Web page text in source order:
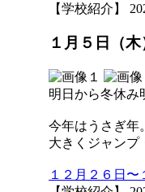
【学校紹介】
１月５日（
明日から冬休み
今年はうさぎ年。
大きくジャンプ
１２月２６日〜